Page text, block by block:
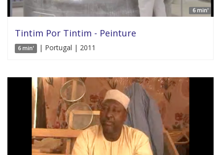
6 min'
Tintim Por Tintim - Peinture
6 min' | Portugal | 2011